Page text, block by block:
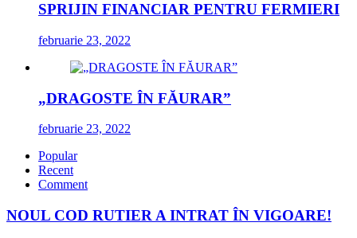
SPRIJIN FINANCIAR PENTRU FERMIERI
februarie 23, 2022
„DRAGOSTE ÎN FĂURAR”
februarie 23, 2022
Popular
Recent
Comment
NOUL COD RUTIER A INTRAT ÎN VIGOARE!